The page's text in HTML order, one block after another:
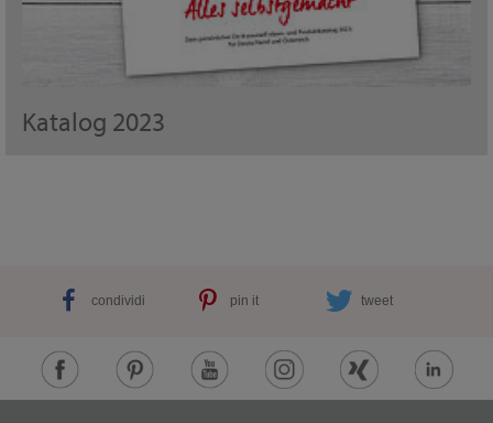
Katalog 2023
condividi pin it tweet